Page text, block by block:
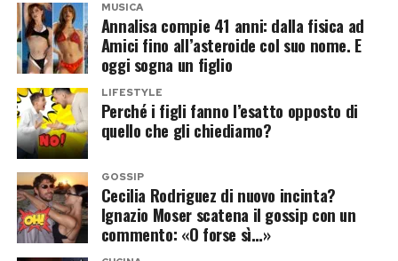
Il procedimento tradizionale e i
segreti della cottura
Il processo di lavorazione richiede pazienza e
rispetto dei tempi di riposo per consentire alle
verdure di sprigionare tutti i loro aromi naturali
senza alterarne le proprietà organolettiche.
“La vera chiave per un
MUSICA
Annalisa compie 41 anni: dalla fisica ad
Amici fino all’asteroide col suo nome. E
oggi sogna un figlio
LIFESTYLE
Perché i figli fanno l’esatto opposto di
quello che gli chiediamo?
GOSSIP
Cecilia Rodriguez di nuovo incinta?
Ignazio Moser scatena il gossip con un
commento: «O forse sì…»